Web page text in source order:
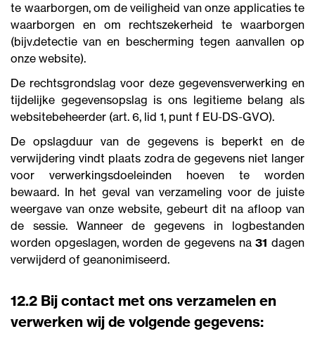
te waarborgen, om de veiligheid van onze applicaties te
waarborgen en om rechtszekerheid te waarborgen
(bijv.detectie van en bescherming tegen aanvallen op
onze website).
De rechtsgrondslag voor deze gegevensverwerking en
tijdelijke gegevensopslag is ons legitieme belang als
websitebeheerder (art. 6, lid 1, punt f EU-DS-GVO).
De opslagduur van de gegevens is beperkt en de
verwijdering vindt plaats zodra de gegevens niet langer
voor verwerkingsdoeleinden hoeven te worden
bewaard. In het geval van verzameling voor de juiste
weergave van onze website, gebeurt dit na afloop van
de sessie. Wanneer de gegevens in logbestanden
worden opgeslagen, worden de gegevens na31 dagen
verwijderd of geanonimiseerd.
12.2 Bij contact met ons verzamelen en
verwerken wij de volgende gegevens: